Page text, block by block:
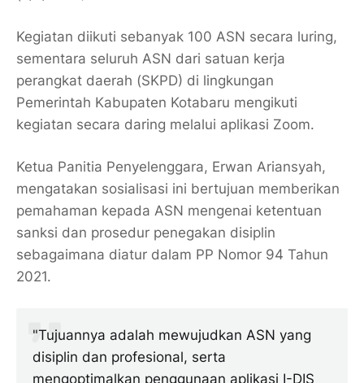
Kegiatan diikuti sebanyak 100 ASN secara luring,
sementara seluruh ASN dari satuan kerja
perangkat daerah (SKPD) di lingkungan
Pemerintah Kabupaten Kotabaru mengikuti
kegiatan secara daring melalui aplikasi Zoom.
Ketua Panitia Penyelenggara, Erwan Ariansyah,
mengatakan sosialisasi ini bertujuan memberikan
pemahaman kepada ASN mengenai ketentuan
sanksi dan prosedur penegakan disiplin
sebagaimana diatur dalam PP Nomor 94 Tahun
2021.
"Tujuannya adalah mewujudkan ASN yang
disiplin dan profesional, serta
mengoptimalkan penggunaan aplikasi I-DIS